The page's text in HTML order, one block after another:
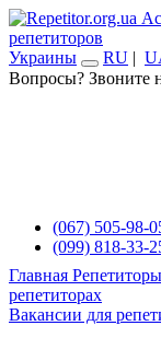
репетиторов
Украины
RU |
Вопросы? Звоните
(067) 505-98-
(099) 818-33-
Главная Репетиторы
репетиторах
Вакансии для